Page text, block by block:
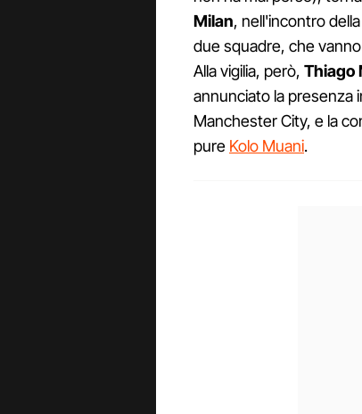
Milan, nell'incontro
due squadre, che
Alla vigilia, però, Thiago
annunciato la presenza
Manchester City, e la
pure Kolo Muani.